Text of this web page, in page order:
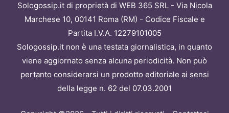
Sologossip.it di proprietà di WEB 365 SRL - Via Nicola
Marchese 10, 00141 Roma (RM) - Codice Fiscale e
Partita I.V.A. 12279101005
Sologossip.it non è una testata giornalistica, in quanto
viene aggiornato senza alcuna periodicità. Non può
pertanto considerarsi un prodotto editoriale ai sensi
della legge n. 62 del 07.03.2001